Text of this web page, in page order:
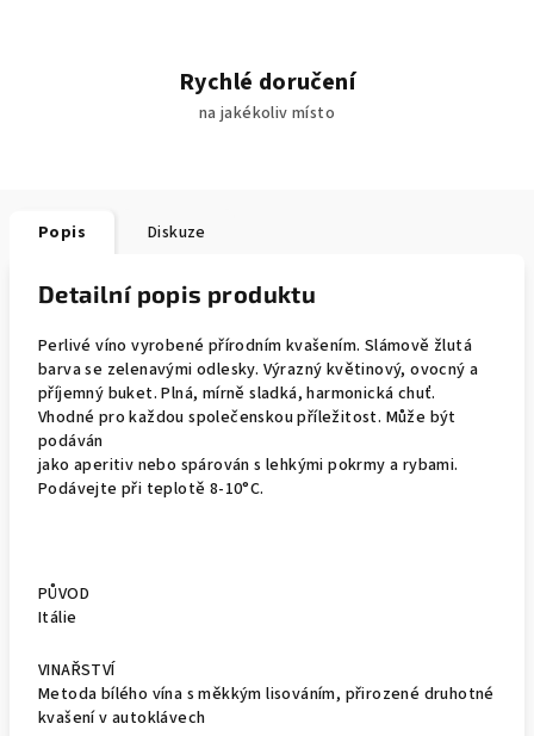
Rychlé doručení
na jakékoliv místo
Popis Diskuze
Detailní popis produktu
Perlivé víno vyrobené přírodním kvašením. Slámově žlutá
barva se zelenavými odlesky. Výrazný květinový, ovocný a
příjemný buket. Plná, mírně sladká, harmonická chuť.
Vhodné pro každou společenskou příležitost. Může být
podáván
jako aperitiv nebo spárován s lehkými pokrmy a rybami.
Podávejte při teplotě 8-10°C.
PŮVOD
Itálie
VINAŘSTVÍ
Metoda bílého vína s měkkým lisováním, přirozené druhotné
kvašení v autoklávech